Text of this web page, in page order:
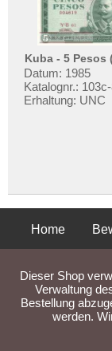
Kuba - 5 Pesos
Datum: 1985
Katalognr.:
Erhaltung: UNC
Home
Dieser Shop
Verwaltung
Bestellung
werden.